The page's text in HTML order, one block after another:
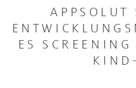
ES